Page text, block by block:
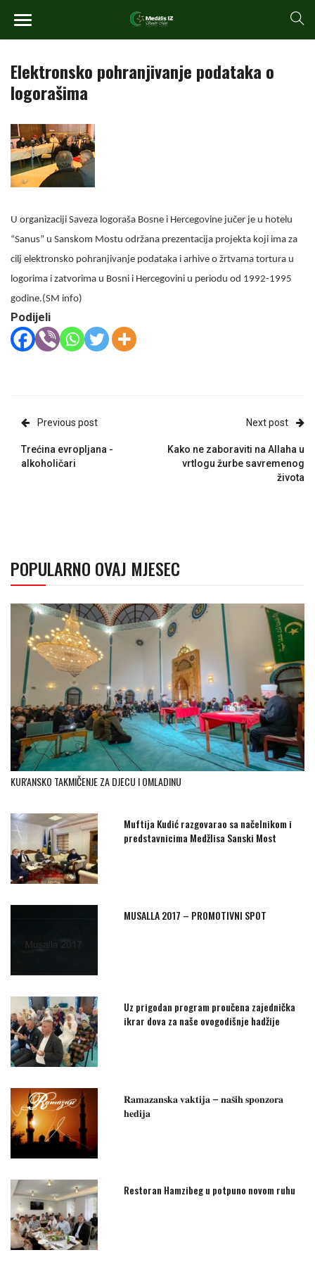
Elektronsko pohranjivanje podataka o
logorašima
U organizaciji Saveza logoraša Bosne i Hercegovine jučer je u hotelu
“Sanus” u Sanskom Mostu održana prezentacija projekta koji ima za
cilj elektronsko pohranjivanje podataka i arhive o žrtvama tortura u
logorima i zatvorima u Bosni i Hercegovini u periodu od 1992-1995
godine.(SM info)
Podijeli
Previous post
Trećina evropljana -
alkoholičari
Next post
Kako ne zaboraviti na Allaha u
vrtlogu žurbe savremenog
života
POPULARNO OVAJ MJESEC
KUR'ANSKO TAKMIČENJE ZA DJECU I OMLADINU
Muftija Kudić razgovarao sa načelnikom i
predstavnicima Medžlisa Sanski Most
MUSALLA 2017 – PROMOTIVNI SPOT
Uz prigodan program proučena zajednička
ikrar dova za naše ovogodišnje hadžije
𝐑𝐚𝐦𝐚𝐳𝐚𝐧𝐬𝐤𝐚 𝐯𝐚𝐤𝐭𝐢𝐣𝐚 – 𝐧𝐚𝐬̌𝐢𝐡 𝐬𝐩𝐨𝐧𝐳𝐨𝐫𝐚
𝐡𝐞𝐝𝐢𝐣𝐚
Restoran Hamzibeg u potpuno novom ruhu